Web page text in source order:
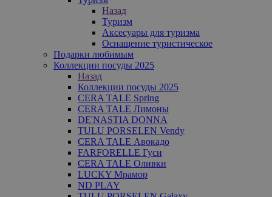
Назад
Туризм
Аксесуары для туризма
Оснащение туристическое
Подарки любимым
Коллекции посуды 2025
Назад
Коллекции посуды 2025
CERA TALE Spring
CERA TALE Лимоны
DE'NASTIA DONNA
TULU PORSELEN Vendy
CERA TALE Авокадо
FARFORELLE Гуси
CERA TALE Оливки
LUCKY Мрамор
ND PLAY